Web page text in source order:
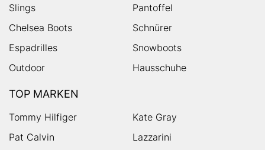
Slings
Pantoffel
Chelsea Boots
Schnürer
Espadrilles
Snowboots
Outdoor
Hausschuhe
TOP MARKEN
Tommy Hilfiger
Kate Gray
Pat Calvin
Lazzarini